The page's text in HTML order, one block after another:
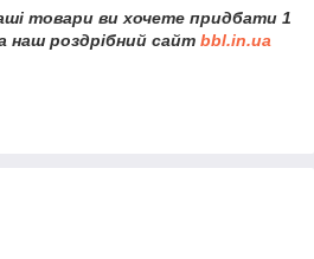
товари ви хочете придбати 1
наш роздрібний сайт bbl.in.ua